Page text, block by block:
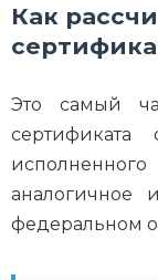
Как
Это самый
сертификата
аналогичное
федеральном